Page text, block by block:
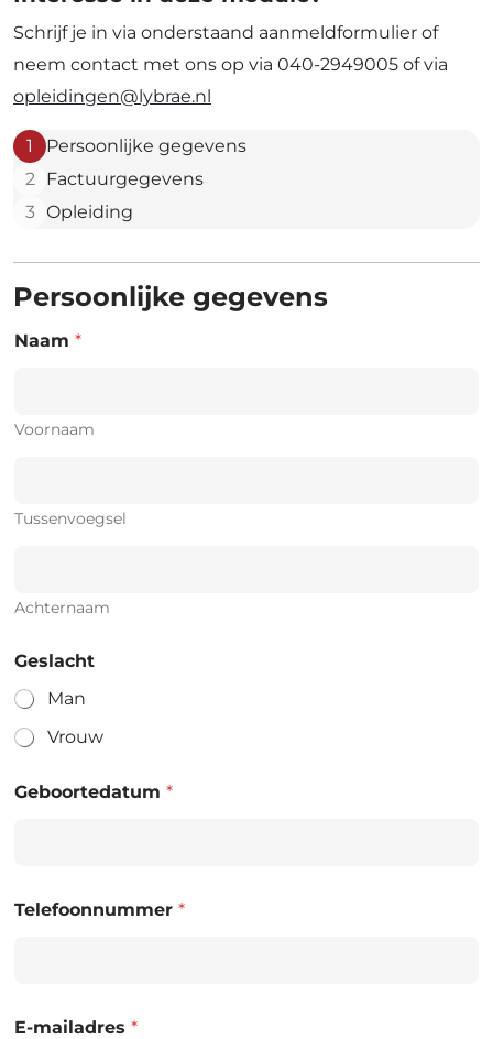
Schrijf je in via onderstaand aanmeldformulier of
neem contact met ons op via 040-2949005 of via
opleidingen@lybrae.nl
1
Persoonlijke gegevens
2
Factuurgegevens
3 Opleiding
Persoonlijke gegevens
Naam *
Voornaam
Tussenvoegsel
Achternaam
Geslacht
Man
Vrouw
Geboortedatum *
Telefoonnummer *
E-mailadres *